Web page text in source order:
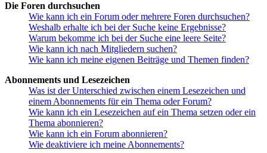
Die Foren durchsuchen
Wie kann ich ein Forum oder mehrere Foren durchsuchen?
Weshalb erhalte ich bei der Suche keine Ergebnisse?
Warum bekomme ich bei der Suche eine leere Seite?
Wie kann ich nach Mitgliedern suchen?
Wie kann ich meine eigenen Beiträge und Themen finden?
Abonnements und Lesezeichen
Was ist der Unterschied zwischen einem Lesezeichen und
einem Abonnements für ein Thema oder Forum?
Wie kann ich ein Lesezeichen auf ein Thema setzen oder ein
Thema abonnieren?
Wie kann ich ein Forum abonnieren?
Wie deaktiviere ich meine Abonnements?